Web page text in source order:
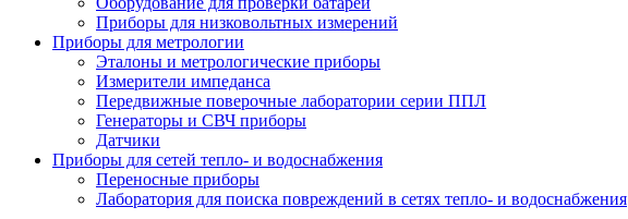
Приборы для низковольтных измерений
Приборы для метрологии
Эталоны и метрологические приборы
Измерители импеданса
Передвижные поверочные лаборатории серии ППЛ
Генераторы и СВЧ приборы
Датчики
Приборы для сетей тепло- и водоснабжения
Переносные приборы
Лаборатория для поиска повреждений в сетях тепло- и водоснабжения